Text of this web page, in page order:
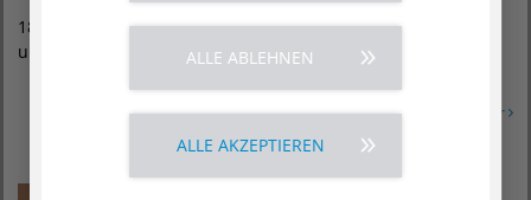
18:00 Uhr | Unser Informationsangebot für alle Fragen rund
um die Geburt
Erfahren Sie mehr
ALLE ABLEHNEN
ALLE AKZEPTIEREN